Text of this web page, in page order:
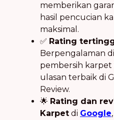
memberikan
hasil pencucian
maksimal.
✅ Rating
Berpengalaman
pembersih
ulasan terbaik di
Review.
🌟 Rating dan
Karpet di Google